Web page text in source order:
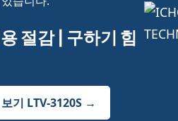
절감 | 구하기 힘
기 LTV-3120S →